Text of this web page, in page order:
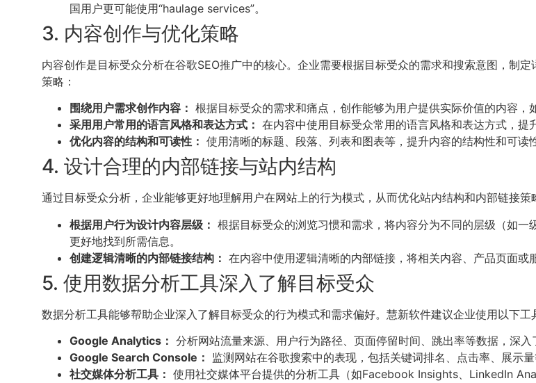
国用户更可能使用“haulage services”。
3. 内容创作与优化策略
内容创作是目标受众分析在谷歌SEO推广中的核心。企业需要根据目标受众的需求和搜索意图，制
策略：
围绕用户需求创作内容： 根据目标受众的需求和痛点，创作能够为用户提供实际价值的内容，
采用用户常用的语言风格和表达方式： 在内容中使用目标受众常用的语言风格和表达方式，提
优化内容的结构和可读性： 使用清晰的标题、段落、列表和图表等，提升内容的结构性和可读
4. 设计合理的内部链接与站内结构
通过目标受众分析，企业能够更好地理解用户在网站上的行为模式，从而优化站内结构和内部链接
根据用户行为设计内容层级： 根据目标受众的浏览习惯和需求，将内容分为不同的层级（如
更好地找到所需信息。
创建逻辑清晰的内部链接结构： 在内容中使用逻辑清晰的内部链接，将相关内容、产品页面或
5. 使用数据分析工具深入了解目标受众
数据分析工具能够帮助企业深入了解目标受众的行为模式和需求偏好。慧新软件建议企业使用以下工
Google Analytics： 分析网站流量来源、用户行为路径、页面停留时间、跳出率等数据，深入
Google Search Console： 监测网站在谷歌搜索中的表现，包括关键词排名、点击率、展示
社交媒体分析工具： 使用社交媒体平台提供的分析工具（如Facebook Insights、LinkedIn